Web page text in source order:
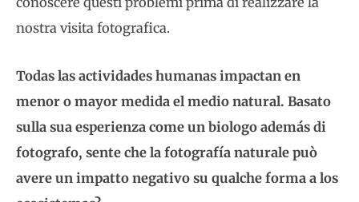
nostra visita fotografica.
Todas las actividades humanas impactan en
menor o mayor medida el medio natural. Basato
sulla sua esperienza come un biologo además di
fotografo, sente che la fotografía naturale può
avere un impatto negativo su qualche forma a los